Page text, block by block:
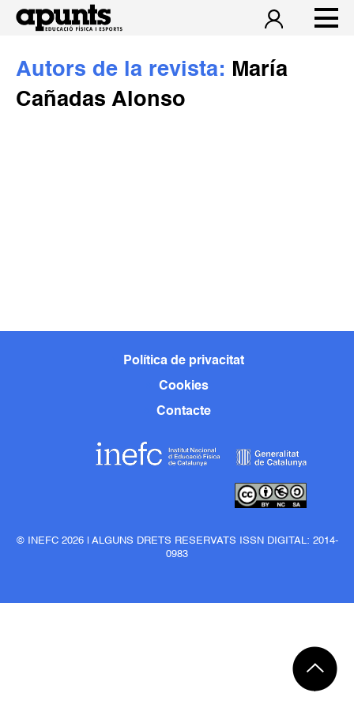
Autors de la revista: María
Cañadas Alonso
Política de privacitat
Cookies
Contacte
© INEFC 2026 | ALGUNS DRETS RESERVATS ISSN DIGITAL: 2014-
0983